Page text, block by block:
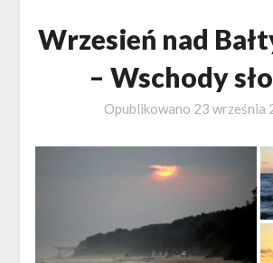
Wrzesień nad
– Wschody
Opublikowano 23 września